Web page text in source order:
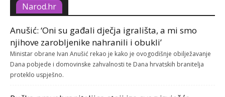
Narod.hr
Anušić: ‘Oni su gađali dječja igrališta, a mi smo
njihove zarobljenike nahranili i obukli’
Ministar obrane Ivan Anušić rekao je kako je ovogodišnje obilježavanje
Dana pobjede i domovinske zahvalnosti te Dana hrvatskih branitelja
proteklo uspješno.